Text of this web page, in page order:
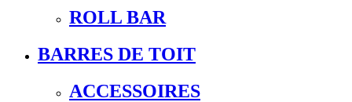
ROLL BAR
BARRES DE TOIT
ACCESSOIRES